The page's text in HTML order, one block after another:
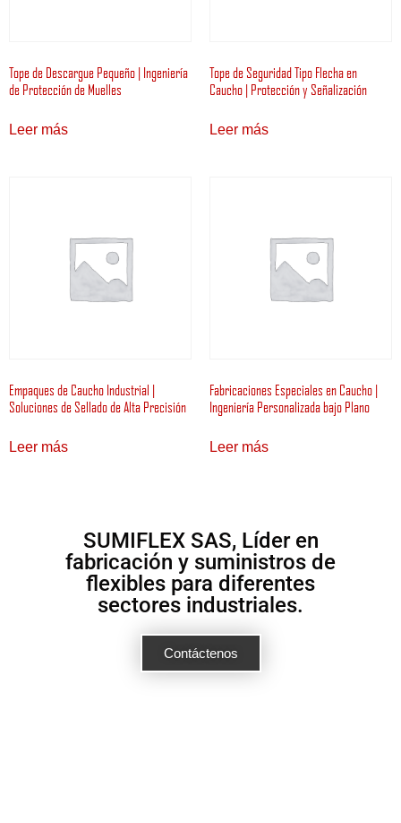
Tope de Descargue Pequeño | Ingeniería
de Protección de Muelles
Leer más
Tope de Seguridad Tipo Flecha en
Caucho | Protección y Señalización
Leer más
Empaques de Caucho Industrial |
Soluciones de Sellado de Alta Precisión
Leer más
Fabricaciones Especiales en Caucho |
Ingeniería Personalizada bajo Plano
Leer más
SUMIFLEX SAS, Líder en
fabricación y suministros de
flexibles para diferentes
sectores industriales.
Contáctenos